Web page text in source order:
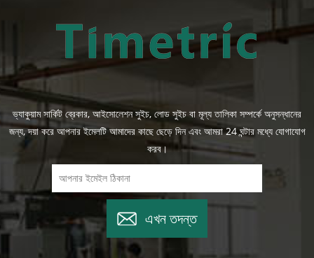
ভ্যাকুয়াম সার্কিট ব্রেকার, আইসোলেশন সুইচ, লোড সুইচ বা মূল্য তালিকা সম্পর্কে অনুসন্ধানের
জন্য, দয়া করে আপনার ইমেলটি আমাদের কাছে ছেড়ে দিন এবং আমরা 24 ঘন্টার মধ্যে যোগাযোগ
করব।
এখন তদন্ত